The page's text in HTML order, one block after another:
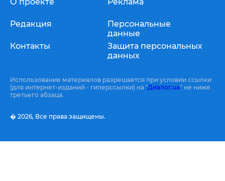
Редакция
Контакты
Персональные
данные
Защита персональных
данных
Использование материалов разрешается при условии ссылки
(для интернет-изданий - гиперссылки) на "Диалог.ua" не ниже
третьего абзаца.
� 2026, Все права защищены.